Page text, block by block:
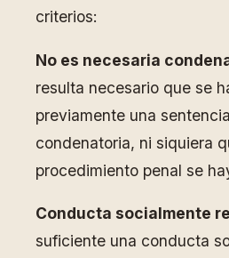
criterios:
No es necesaria
resulta necesario que se
previamente una
condenatoria, ni siquiera
procedimiento penal se
Conducta socialmente
suficiente una conducta